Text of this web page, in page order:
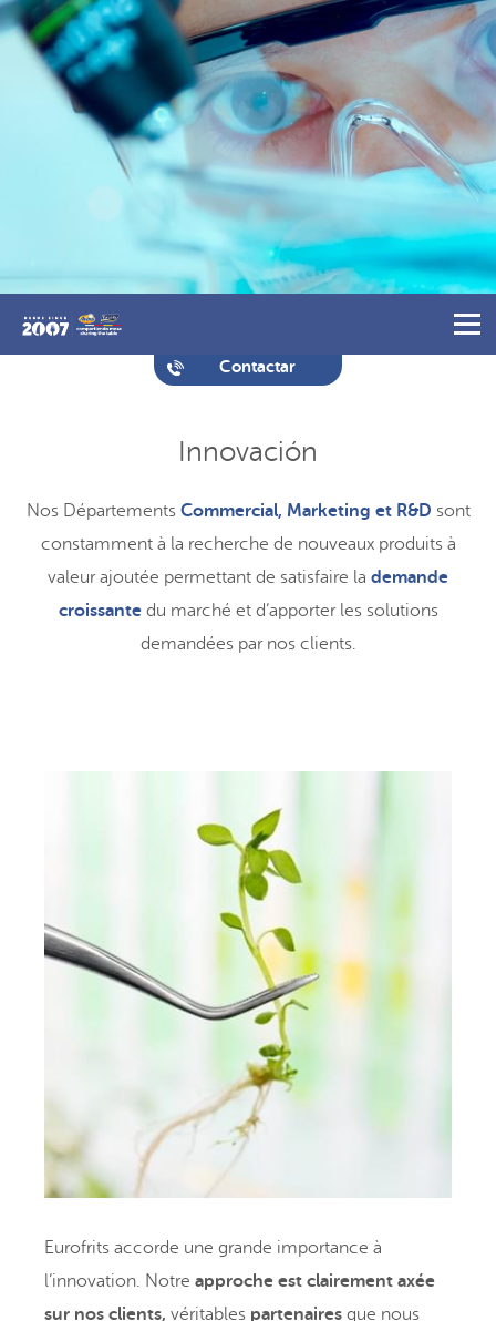
Contactar
Innovación
Nos Départements Commercial, Marketing et R&D sont
constamment à la recherche de nouveaux produits à
valeur ajoutée permettant de satisfaire la demande
croissante du marché et d’apporter les solutions
demandées par nos clients.
Eurofrits accorde une grande importance à
l’innovation. Notre approche est clairement axée
sur nos clients, véritables partenaires que nous